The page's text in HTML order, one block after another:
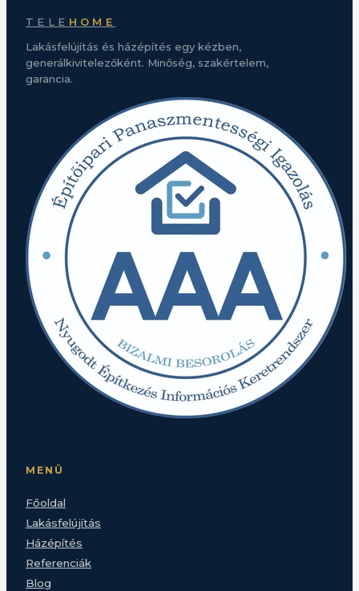
TELE HOME
Lakásfelújítás és házépítés egy kézben,
generálkivitelezőként. Minőség, szakértelem,
garancia.
MENÜ
Főoldal
Lakásfelújítás
Házépítés
Referenciák
Blog